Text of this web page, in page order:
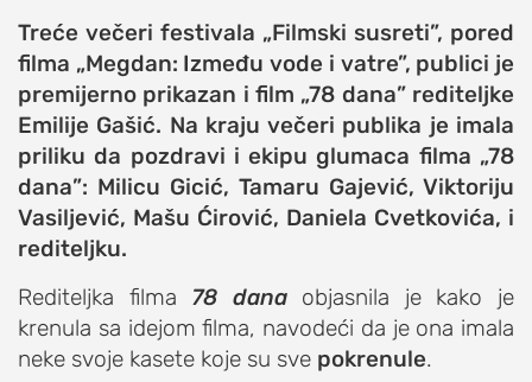
zabava
muzika
putovanja
moda i stil
studenti
organizacije
konkursi
fakulteti
studentski život
zdravlje
Treće večeri festivala „Filmski susreti”, pored
filma „Megdan: Između vode i vatre”, publici je
premijerno prikazan i film „78 dana” rediteljke
Emilije Gašić. Na kraju večeri publika je imala
priliku da pozdravi i ekipu glumaca filma „78
dana”: Milicu Gicić, Tamaru Gajević, Viktoriju
Vasiljević, Mašu Ćirović, Daniela Cvetkovića, i
rediteljku.
Rediteljka filma 78 danaobjasnila je kako je
krenula sa idejom filma, navodeći da je ona imala
neke svoje kasete koje su sve pokrenule.